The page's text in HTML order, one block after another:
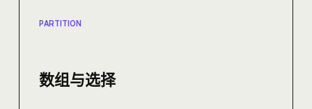
PARTITION
数组与选择